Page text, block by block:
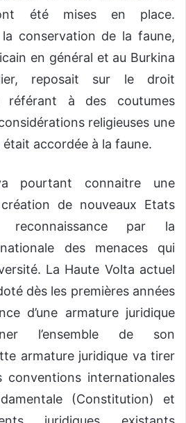
été mises en place.
conservation de la faune,
en général et au Burkina
reposait sur le droit
référant à des coutumes
religieuses une
accordée à la faune.
pourtant connaitre une
de nouveaux Etats
par la
des menaces qui
La Haute Volta actuel
dès les premières années
d’une armature juridique
l’ensemble de son
armature juridique va tirer
conventions internationales
(Constitution) et